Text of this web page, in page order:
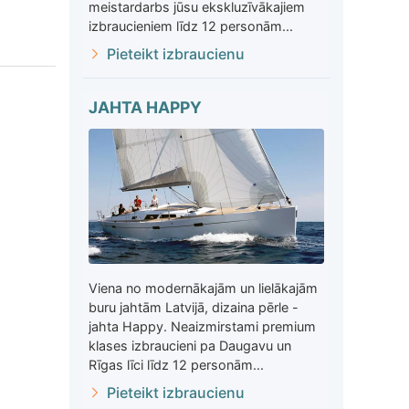
meistardarbs jūsu ekskluzīvākajiem
izbraucieniem līdz 12 personām...
Pieteikt izbraucienu
JAHTA HAPPY
Viena no modernākajām un lielākajām
buru jahtām Latvijā, dizaina pērle -
jahta Happy. Neaizmirstami premium
klases izbraucieni pa Daugavu un
Rīgas līci līdz 12 personām...
Pieteikt izbraucienu